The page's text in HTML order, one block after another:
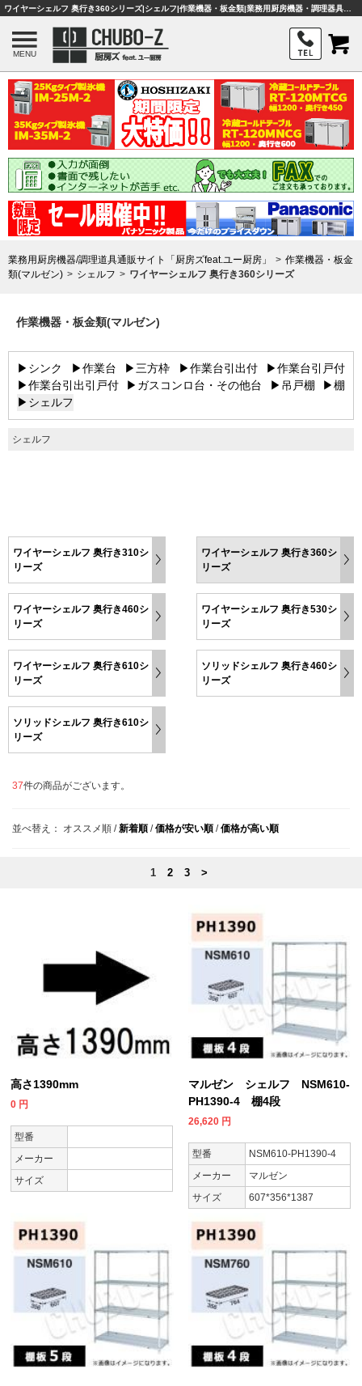
MENU
業務用厨房機器/調理道具通販サイト「厨房ズfeat.ユー厨房」
作業機器・板金
類(マルゼン)
シェルフ ワイヤーシェルフ 奥行き360シリーズ
作業機器・板金類(マルゼン)
▶シンク ▶作業台 ▶三方枠 ▶作業台引出付
▶作業台引戸付
▶作業台引出引戸付
▶ガスコンロ台・その他台 ▶吊戸棚
▶棚
▶シェルフ
シェルフ
ワイヤーシェルフ 奥行き310シ
リーズ
ワイヤーシェルフ 奥行き360シ
リーズ
ワイヤーシェルフ 奥行き460シ
リーズ
ワイヤーシェルフ 奥行き530シ
リーズ
ワイヤーシェルフ 奥行き610シ
リーズ
ソリッドシェルフ 奥行き460シ
リーズ
ソリッドシェルフ 奥行き610シ
リーズ
37件の商品がございます。
並べ替え： オススメ順 /新着順 /価格が安い順 /価格が高い順
1 2 3 >
高さ1390mm
0 円
型番
メーカー
サイズ
マルゼン シェルフ NSM610-
PH1390-4 棚4段
26,620 円
型番
NSM610-PH1390-4
メーカー
マルゼン
サイズ
607*356*1387